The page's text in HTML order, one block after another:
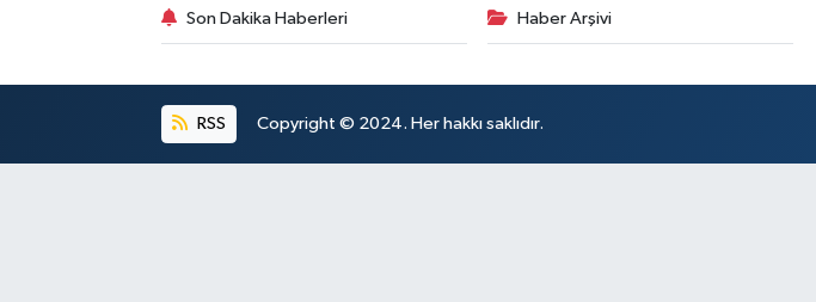
Son Dakika Haberleri Haber Arşivi
RSS Copyright © 2024. Her hakkı saklıdır.